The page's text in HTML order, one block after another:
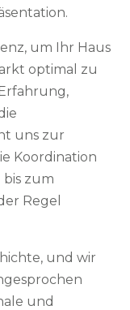
um Ihr Haus
optimal zu
uns zur
Koordination
zum
Regel
und wir
und